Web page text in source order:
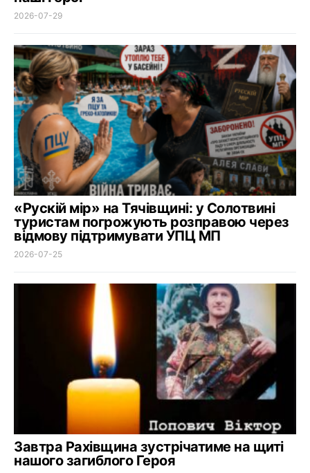
2026-07-29
«Рускій мір» на Тячівщині: у Солотвині
туристам погрожують розправою через
відмову підтримувати УПЦ МП
2026-07-25
Завтра Рахівщина зустрічатиме на щиті
нашого загиблого Героя